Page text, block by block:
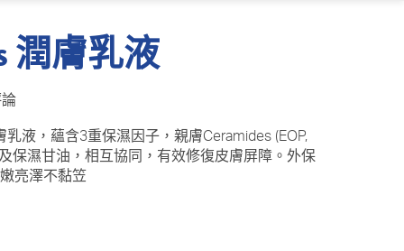
潤膚乳液
液，蘊含3重保濕因子，親膚Ceramides (EOP,
保濕甘油，相互協同，有效修復皮膚屏障。外保
亮澤不黏笠